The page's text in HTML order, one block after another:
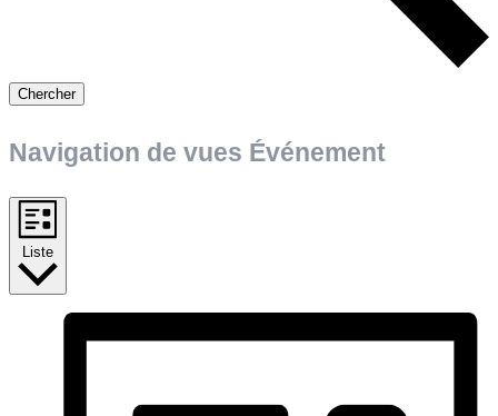
Chercher
Navigation de vues Événement
Liste